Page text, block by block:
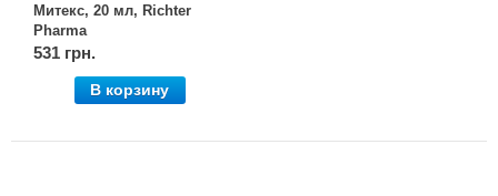
Митекс, 20 мл, Richter
Pharma
531 грн.
В корзину